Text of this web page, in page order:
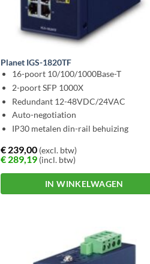
Planet IGS-1820TF
16-poort 10/100/1000Base-T
2-poort SFP 1000X
Redundant 12-48VDC/24VAC
Auto-negotiation
IP30 metalen din-rail behuizing
€ 239,00 (excl. btw)
€ 289,19 (incl. btw)
IN WINKELWAGEN